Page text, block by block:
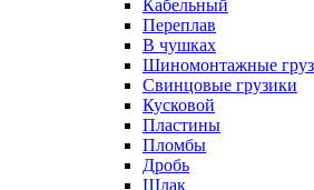
Кабельный
Переплав
В чушках
Шиномонтажные
Свинцовые грузики
Кусковой
Пластины
Пломбы
Дробь
Шлак